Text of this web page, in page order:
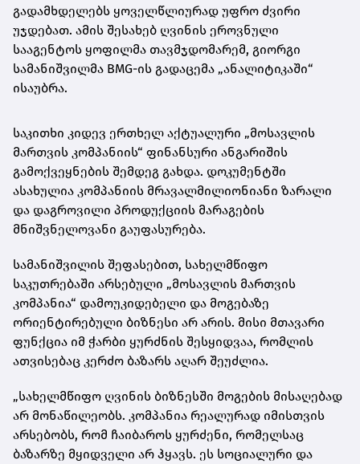
გადამხდელებს ყოველწლიურად უფრო ძვირი
უჯდებათ. ამის შესახებ ღვინის ეროვნული
სააგენტოს ყოფილმა თავმჯდომარემ, გიორგი
სამანიშვილმა BMG-ის გადაცემა „ანალიტიკაში“
ისაუბრა.
საკითხი კიდევ ერთხელ აქტუალური „მოსავლის
მართვის კომპანიის“ ფინანსური ანგარიშის
გამოქვეყნების შემდეგ გახდა. დოკუმენტში
ასახულია კომპანიის მრავალმილიონიანი ზარალი
და დაგროვილი პროდუქციის მარაგების
მნიშვნელოვანი გაუფასურება.
სამანიშვილის შეფასებით, სახელმწიფო
საკუთრებაში არსებული „მოსავლის მართვის
კომპანია“ დამოუკიდებელი და მოგებაზე
ორიენტირებული ბიზნესი არ არის. მისი მთავარი
ფუნქცია იმ ჭარბი ყურძნის შესყიდვაა, რომლის
ათვისებაც კერძო ბაზარს აღარ შეუძლია.
„სახელმწიფო ღვინის ბიზნესში მოგების მისაღებად
არ მონაწილეობს. კომპანია რეალურად იმისთვის
არსებობს, რომ ჩაიბაროს ყურძენი, რომელსაც
ბაზარზე მყიდველი არ ჰყავს. ეს სოციალური და